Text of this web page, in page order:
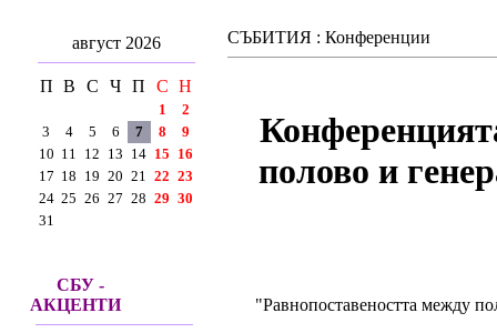
август 2026
П В С Ч П С Н
1
2
3
4 5 6 7 8
9
10 11 12 13 14 15 16
17 18 19 20 21 22 23
24 25 26 27 28 29 30
31
СБУ -
АКЦЕНТИ
СЪБИТИЯ : Конференции
полово и
"Равнопоставеността между